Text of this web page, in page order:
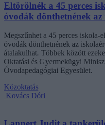
Eltörölnék a 45 perces
óvodák dönthetnének az
Megszűnhet a 45 perces iskola-
óvodák dönthetnének az
átalakulhat. Többek között
Oktatási és Gyermekügyi
Óvodapedagógiai Egyesület.
Közoktatás
Kovács Dóri